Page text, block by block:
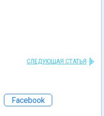
СЛЕДУЮЩАЯ СТАТЬЯ
Facebook